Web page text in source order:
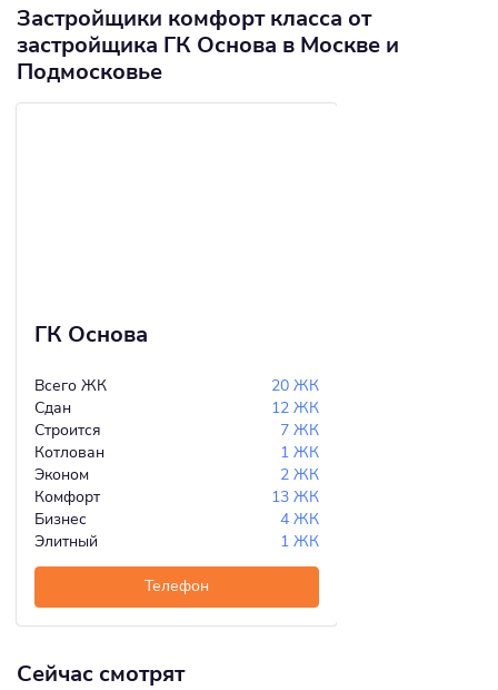
Застройщики комфорт класса от
застройщика ГК Основа в Москве и
Подмосковье
ГК Основа
Всего ЖК
20 ЖК
Сдан
12 ЖК
Строится
7 ЖК
Котлован
1 ЖК
Эконом
2 ЖК
Комфорт
13 ЖК
Бизнес
4 ЖК
Элитный
1 ЖК
Телефон
Сейчас смотрят